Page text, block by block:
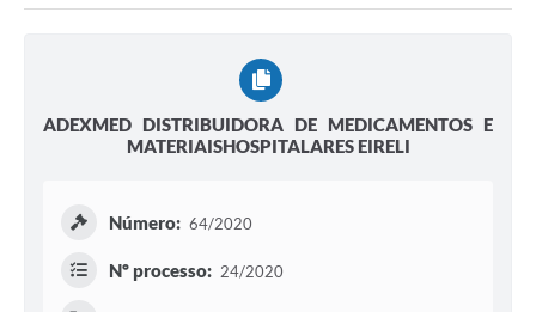
ADEXMED DISTRIBUIDORA DE MEDICAMENTOS E
MATERIAISHOSPITALARES EIRELI
Número: 64/2020
Nº processo: 24/2020